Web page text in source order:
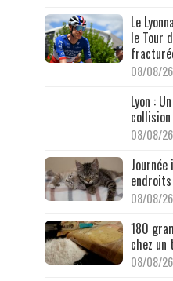
Le
le Tour
08/08/26
Lyon :
08/08/26
08/08/26
180
chez un
08/08/26